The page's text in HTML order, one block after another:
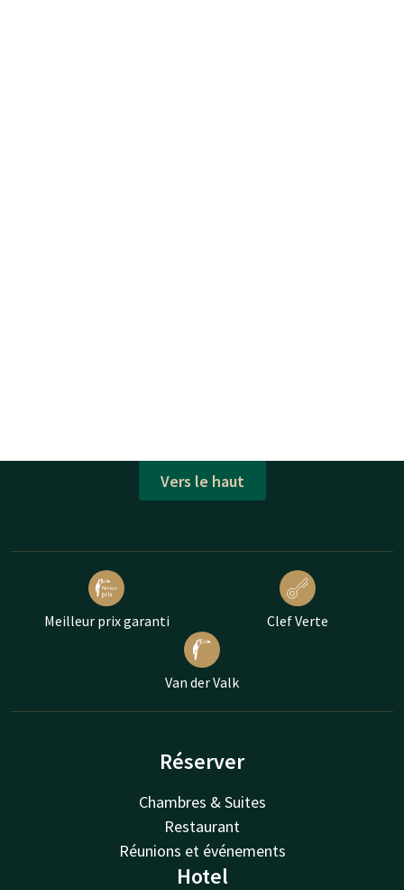
Vers le haut
Meilleur prix garanti Clef Verte
Van der Valk
Réserver
Chambres & Suites
Restaurant
Réunions et événements
Hotel